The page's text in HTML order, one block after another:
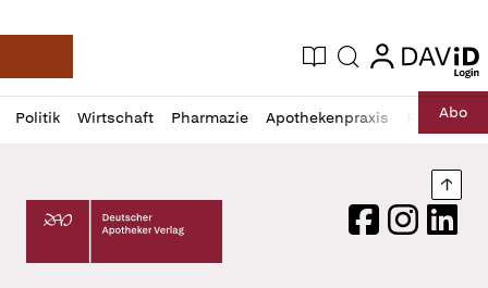
Deutsche Apotheker Zeitung
Aktuelle Ausgabe
Suche login
login
Politik Wirtschaft Pharmazie Apothekenpraxis RechtAbo
Profil
öffnen
Daz
Pur
Deutscher Apotheker Verlag Logo
FacebookInstagram